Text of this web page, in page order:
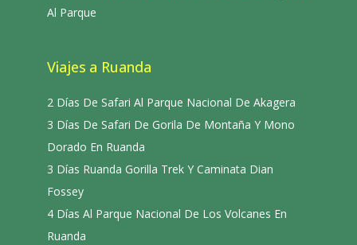
Al Parque
Viajes a Ruanda
2 Días De Safari Al Parque Nacional De Akagera
3 Días De Safari De Gorila De Montaña Y Mono
Dorado En Ruanda
3 Días Ruanda Gorilla Trek Y Caminata Dian
Fossey
4 Días Al Parque Nacional De Los Volcanes En
Ruanda